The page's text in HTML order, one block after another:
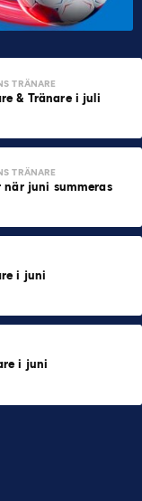
TRÄNARE
& Tränare i juli
TRÄNARE
när juni summeras
i juni
i juni